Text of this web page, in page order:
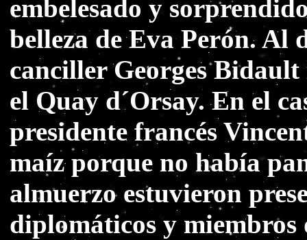
embelesado y
belleza de Eva Perón. Al
canciller Georges
el Quay d´Orsay. En el
presidente francés
maíz porque no había
almuerzo estuvieron
diplomáticos y miembros